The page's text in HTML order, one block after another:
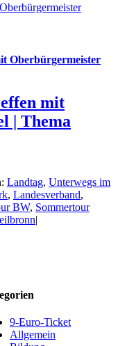
Oberbürgermeister
mit
| Thema
Landtag, Unterwegs im
, Landesverband,
BW, Sommertour
|
9-Euro-Ticket
Allgemein